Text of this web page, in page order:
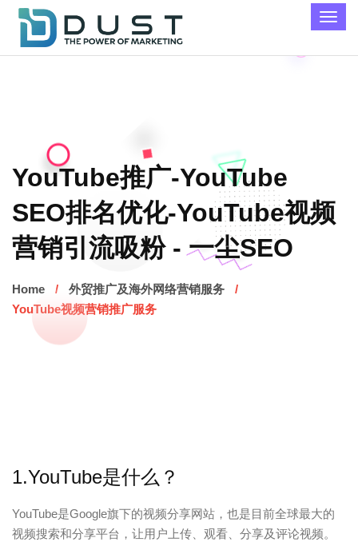
YouTube推广-YouTube
SEO排名优化-YouTube视频
营销引流吸粉 - 一尘SEO
Home
外贸推广及海外网络营销服务
YouTube视频营销推广服务
1.YouTube是什么？
YouTube是Google旗下的视频分享网站，也是目前全球最大的
视频搜索和分享平台，让用户上传、观看、分享及评论视频。